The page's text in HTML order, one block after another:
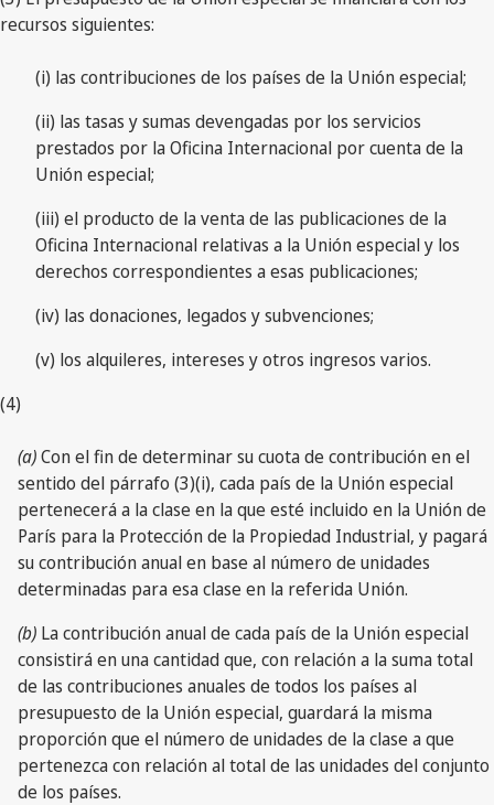
recursos siguientes:
(i) las contribuciones de los países de la Unión especial;
(ii) las tasas y sumas devengadas por los servicios
prestados por la Oficina Internacional por cuenta de la
Unión especial;
(iii) el producto de la venta de las publicaciones de la
Oficina Internacional relativas a la Unión especial y los
derechos correspondientes a esas publicaciones;
(iv) las donaciones, legados y subvenciones;
(v) los alquileres, intereses y otros ingresos varios.
(4)
(a)Con el fin de determinar su cuota de contribución en el
sentido del párrafo (3)(i), cada país de la Unión especial
pertenecerá a la clase en la que esté incluido en la Unión de
París para la Protección de la Propiedad Industrial, y pagará
su contribución anual en base al número de unidades
determinadas para esa clase en la referida Unión.
(b) La contribución anual de cada país de la Unión especial
consistirá en una cantidad que, con relación a la suma total
de las contribuciones anuales de todos los países al
presupuesto de la Unión especial, guardará la misma
proporción que el número de unidades de la clase a que
pertenezca con relación al total de las unidades del conjunto
de los países.